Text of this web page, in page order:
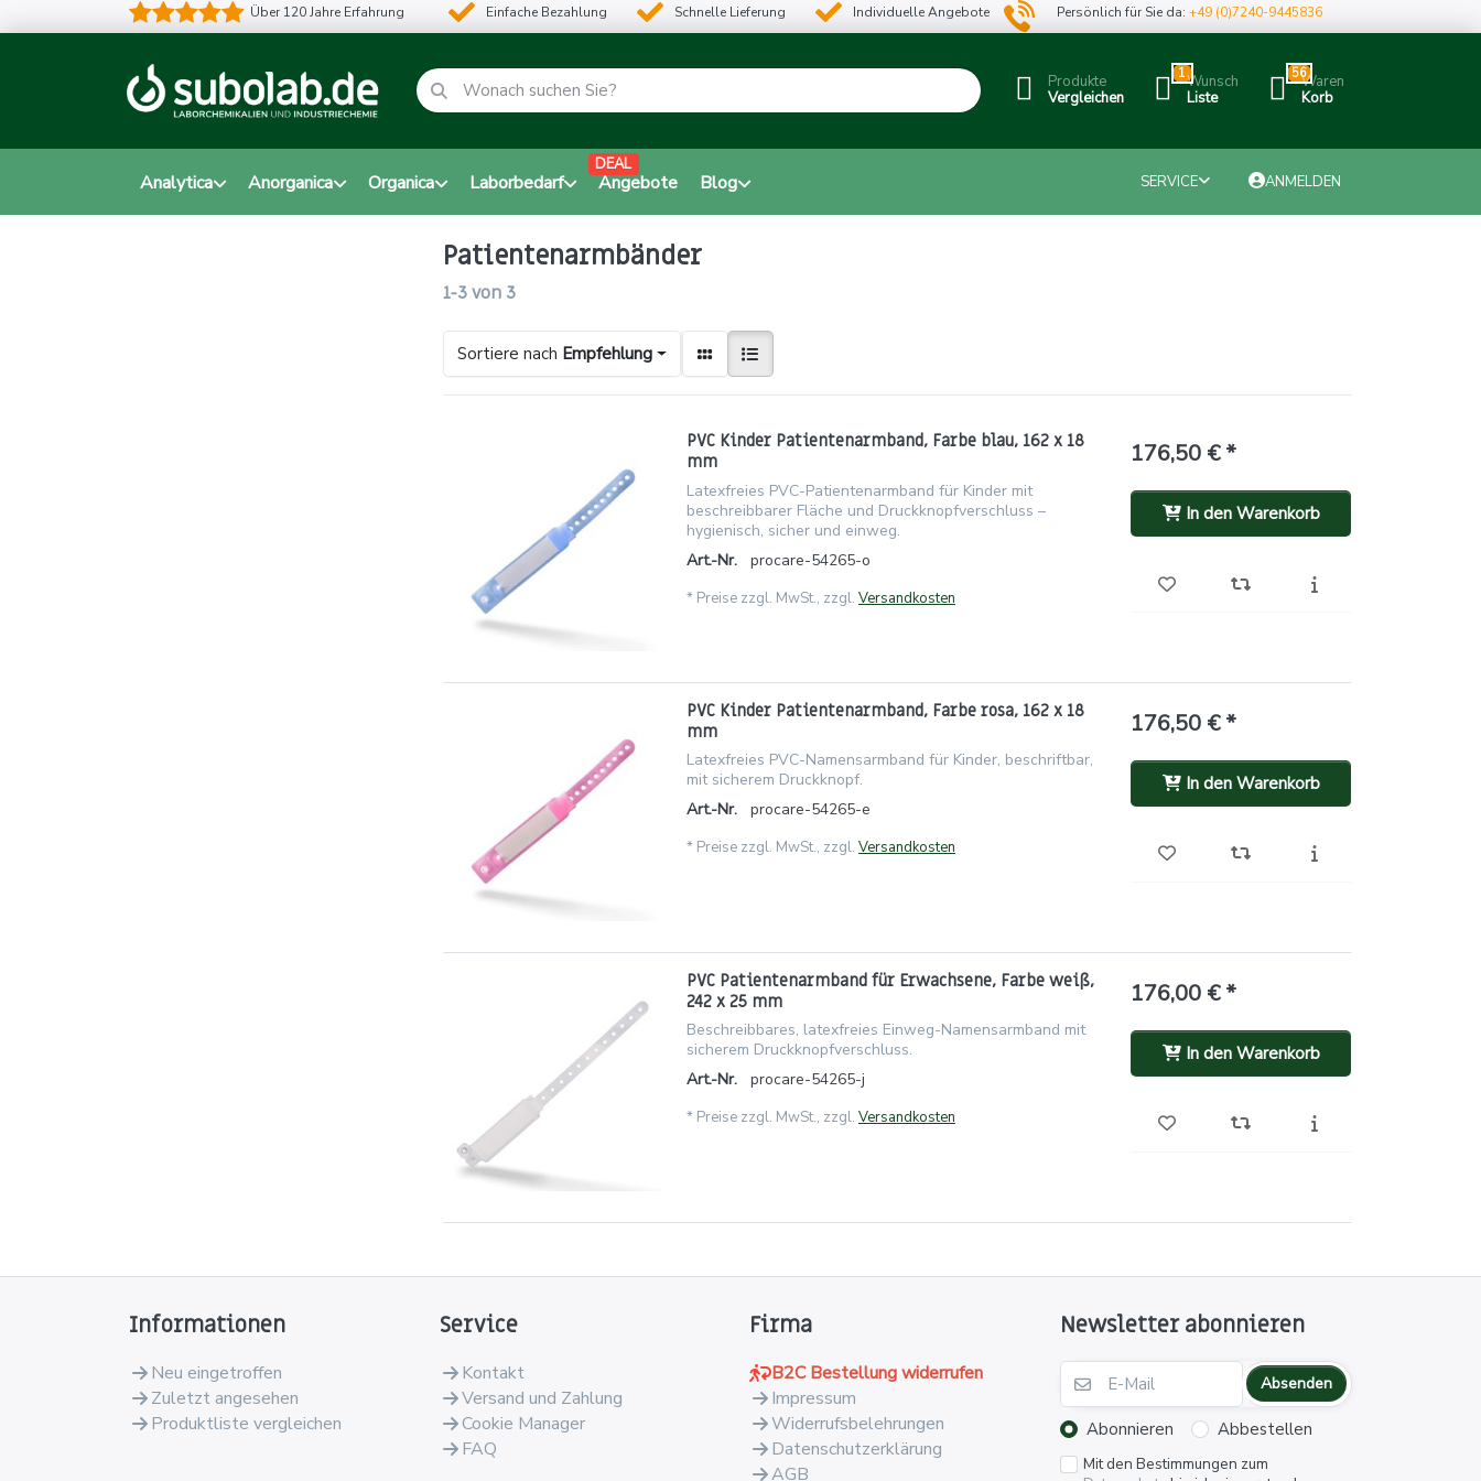
Über 120 Jahre Erfahrung Einfache Bezahlung Schnelle Lieferung Individuelle Angebote Persönlich für Sie da:+49 (0)7240-9445836
Produkte
Vergleichen
1Wunsch
Liste
56Waren
Korb
Analytica Anorganica Organica Laborbedarf Angebote
DEAL
Blog SERVICE ANMELDEN
Patientenarmbänder
1-3von 3
Sortiere nach Empfehlung
PVC Kinder Patientenarmband, Farbe blau, 162 x 18
mm
Latexfreies PVC-Patientenarmband für Kinder mit
beschreibbarer Fläche und Druckknopfverschluss –
hygienisch, sicher und einweg.
Art.-Nr.
procare-54265-o
* Preise zzgl. MwSt., zzgl. Versandkosten
176,50 € *
In den Warenkorb
PVC Kinder Patientenarmband, Farbe rosa, 162 x 18
mm
Latexfreies PVC-Namensarmband für Kinder, beschriftbar,
mit sicherem Druckknopf.
Art.-Nr.
procare-54265-e
* Preise zzgl. MwSt., zzgl. Versandkosten
176,50 € *
In den Warenkorb
PVC Patientenarmband für Erwachsene, Farbe weiß,
242 x 25 mm
Beschreibbares, latexfreies Einweg-Namensarmband mit
sicherem Druckknopfverschluss.
Art.-Nr.
procare-54265-j
* Preise zzgl. MwSt., zzgl. Versandkosten
176,00 € *
In den Warenkorb
Informationen
Neu eingetroffen
Zuletzt angesehen
Produktliste vergleichen
Service
Kontakt
Versand und Zahlung
Cookie Manager
FAQ
Firma
B2C Bestellung widerrufen
Impressum
Widerrufsbelehrungen
Datenschutzerklärung
AGB
Newsletter abonnieren
Absenden
Abonnieren Abbestellen
Mit den Bestimmungen zum